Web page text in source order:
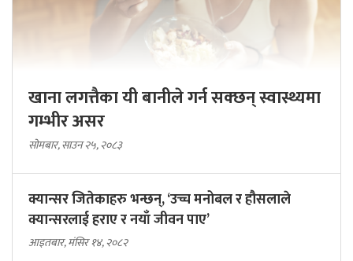
खाना लगत्तैका यी बानीले गर्न सक्छन् स्वास्थ्यमा
गम्भीर असर
सोमबार, साउन २५, २०८३
क्यान्सर जितेकाहरु भन्छन्, ‘उच्च मनोबल र हौसलाले
क्यान्सरलाई हराए र नयाँ जीवन पाए’
आइतबार, मंसिर १४, २०८२